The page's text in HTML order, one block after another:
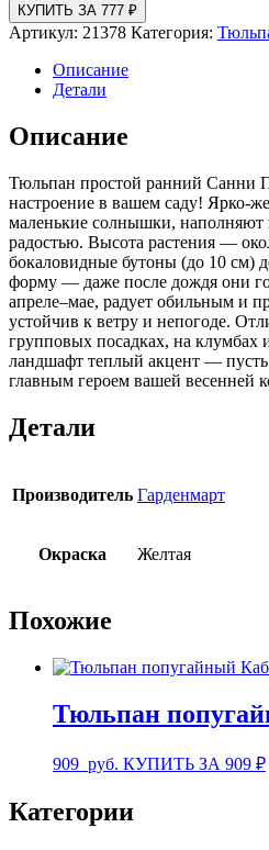
КУПИТЬ ЗА 777 ₽
Артикул: 21378 Категория:
Описание
Детали
Описание
Тюльпан простой ранний Санни
настроение в вашем саду!
маленькие солнышки, наполняют
радостью. Высота растения —
бокаловидные бутоны (до 10 см)
форму — даже после дождя они
апреле–мае, радует обильным и
устойчив к ветру и непогоде.
групповых посадках, на клумбах
ландшафт теплый акцент —
главным героем вашей весенней
Детали
Производитель Гарденмарт
Окраска Желтая
Похожие
Тюльпан
909 руб. КУПИТЬ ЗА 909 ₽
Категории